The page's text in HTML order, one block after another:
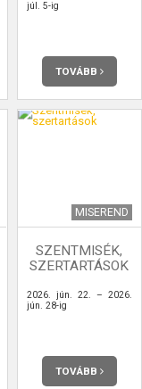
júl. 5-ig
TOVÁBB
MISEREND
SZENTMISÉK,
SZERTARTÁSOK
2026. jún. 22. – 2026.
jún. 28-ig
TOVÁBB